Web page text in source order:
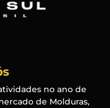
no ano de
de Molduras,